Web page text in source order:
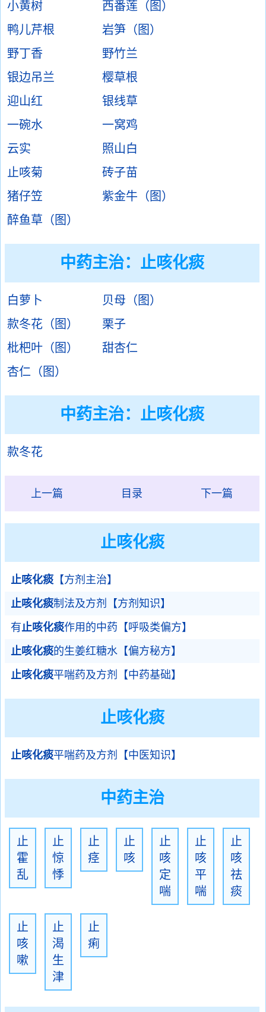
小黄树
西番莲（图）
鸭儿芹根
岩笋（图）
野丁香
野竹兰
银边吊兰
樱草根
迎山红
银线草
一碗水
一窝鸡
云实
照山白
止咳菊
砖子苗
猪仔笠
紫金牛（图）
醉鱼草（图）
中药主治： 止咳化痰
白萝卜
贝母（图）
款冬花（图）
栗子
枇杷叶（图）
甜杏仁
杏仁（图）
中药主治：止咳化痰
款冬花
上一篇 目录 下一篇
止咳化痰
止咳化痰 【方剂主治】
止咳化痰制法及方剂【方剂知识】
有止咳化痰作用的中药【呼吸类偏方】
止咳化痰的生姜红糖水【偏方秘方】
止咳化痰平喘药及方剂【中药基础】
止咳化痰
止咳化痰平喘药及方剂【中医知识】
中药主治
止
霍
乱
止
惊
悸
止
痉
止
咳
止
咳
定
喘
止
咳
平
喘
止
咳
祛
痰
止
咳
嗽
止
渴
生
津
止
痢